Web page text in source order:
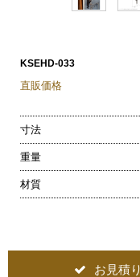
KSEHD-033
直販価格
寸法
重量
材質
お見積